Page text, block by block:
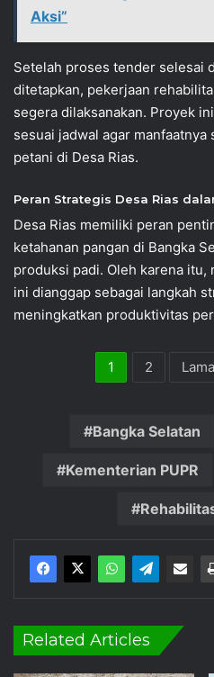
Aksi”
Setelah proses tender selesai
ditetapkan, pekerjaan
segera dilaksanakan. Proyek
sesuai jadwal agar
petani di Desa Rias.
Peran Strategis Desa Rias
Desa Rias memiliki peran
ketahanan pangan di Bangka
produksi padi. Oleh karena
ini dianggap sebagai langkah
meningkatkan produktivitas
1 2
Bangka Selatan
Kementerian PUPR
Related Articles